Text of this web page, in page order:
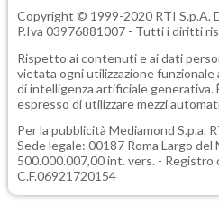
Copyright © 1999-2020 RTI S.p.A.
P.Iva 03976881007 - Tutti i diritti
Rispetto ai contenuti e ai dati
vietata ogni utilizzazione
di intelligenza artificiale
espresso di utilizzare mezzi
Per la pubblicità Mediamond S.p.a.
Sede legale: 00187 Roma Largo del
500.000.007,00 int. vers. - Registro
C.F.06921720154